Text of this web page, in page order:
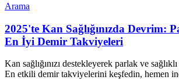
Arama
2025'te Kan Sağlığınızda Devrim:
En İyi Demir Takviyeleri
Kan sağlığınızı destekleyerek parlak ve
En etkili demir takviyelerini keşfedin, hemen